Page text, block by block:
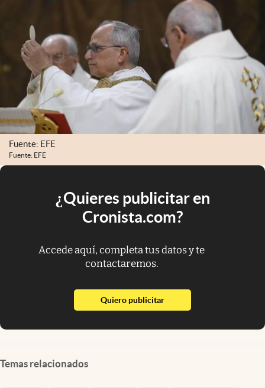
Fuente: EFE
Fuente: EFE
¿Quieres publicitar en
Cronista.com?
Accede aquí, completa tus datos y te
contactaremos.
Quiero publicitarabre en nueva pestaña
Temas relacionados